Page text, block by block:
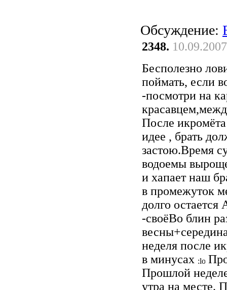
Обсуждение:
2348.
Бесполезно
поймать, если
-посмотри на
После
идее , брать
застою.Время
водоемы
и хапает наш
в промежуток
долго
-своёВо блин
неделя после
в минусах
Прошлой
утра на месте.